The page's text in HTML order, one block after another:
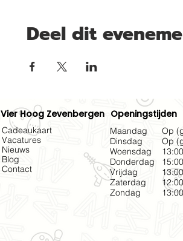
Deel dit
Vier Hoog Zevenbergen
Cadeaukaart
Vacatures
Nieuws
Blog
Contact
Openingstijden
Op
Op
Maandag
Dinsdag
Woensdag
Donderdag
Vrijdag
Zaterdag
Zondag